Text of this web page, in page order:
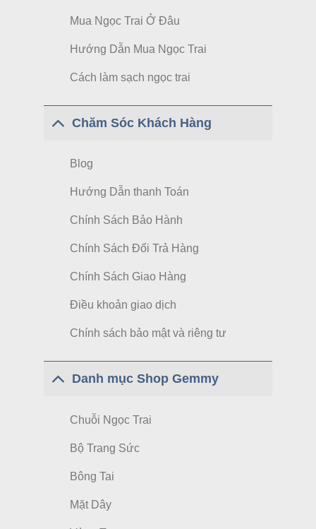
Mua Ngọc Trai Ở Đâu
Hướng Dẫn Mua Ngọc Trai
Cách làm sạch ngọc trai
Chăm Sóc Khách Hàng
Blog
Hướng Dẫn thanh Toán
Chính Sách Bảo Hành
Chính Sách Đổi Trả Hàng
Chính Sách Giao Hàng
Điều khoản giao dịch
Chính sách bảo mật và riêng tư
Danh mục Shop Gemmy
Chuỗi Ngọc Trai
Bộ Trang Sức
Bông Tai
Mặt Dây